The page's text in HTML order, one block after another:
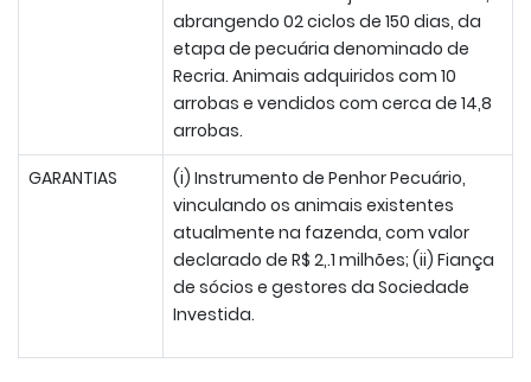
abrangendo 02 ciclos de 150 dias, da
etapa de pecuária denominado de
Recria. Animais adquiridos com 10
arrobas e vendidos com cerca de 14,8
arrobas.
GARANTIAS
(i) Instrumento de Penhor Pecuário,
vinculando os animais existentes
atualmente na fazenda, com valor
declarado de R$ 2,.1 milhões; (ii) Fiança
de sócios e gestores da Sociedade
Investida.